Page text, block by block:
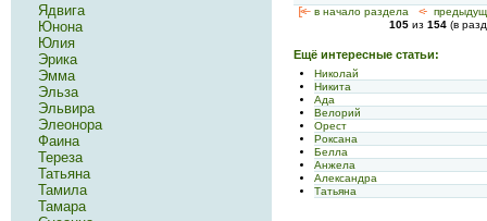
[<— в начало раздела <-
105 из 154 (в
Ещё интересные статьи:
Николай
Никита
Ада
Велорий
Орест
Роксана
Белла
Анжела
Александра
Татьяна
Ядвига
Юнона
Юлия
Эрика
Эмма
Эльза
Эльвира
Элеонора
Фаина
Тереза
Татьяна
Тамила
Тамара